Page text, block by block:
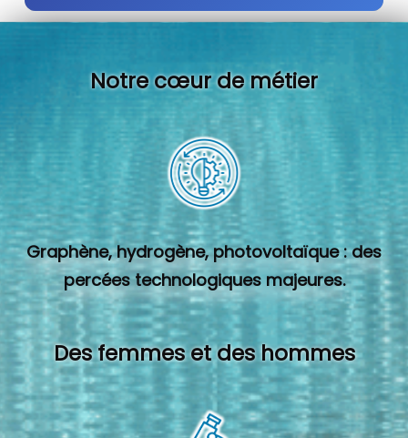
Notre cœur de métier
Graphène, hydrogène, photovoltaïque : des
percées technologiques majeures.
Des femmes et des hommes